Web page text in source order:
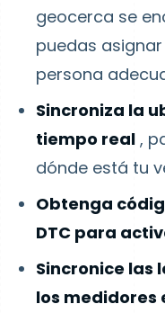
geocerca se
puedas
persona
Sincroniza la
tiempo real ,
dónde está tu
Obtenga
DTC para
Sincronice las
los medidores